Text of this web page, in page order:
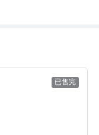
已售完